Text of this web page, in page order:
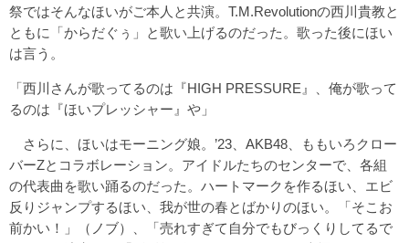
祭ではそんなほいがご本人と共演。T.M.Revolutionの西川貴教と
ともに「からだぐぅ」と歌い上げるのだった。歌った後にほい
は言う。
「西川さんが歌ってるのは『HIGH PRESSURE』、俺が歌って
るのは『ほいプレッシャー』や」
さらに、ほいはモーニング娘。’23、AKB48、ももいろクロー
バーZとコラボレーション。アイドルたちのセンターで、各組
の代表曲を歌い踊るのだった。ハートマークを作るほい、エビ
反りジャンプするほい、我が世の春とばかりのほい。「そこお
前かい！」（ノブ）、「売れすぎて自分でもびっくりしてるで